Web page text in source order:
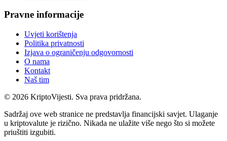
Pravne informacije
Uvjeti korištenja
Politika privatnosti
Izjava o ograničenju odgovornosti
O nama
Kontakt
Naš tim
© 2026 KriptoVijesti. Sva prava pridržana.
Sadržaj ove web stranice ne predstavlja financijski savjet. Ulaganje
u kriptovalute je rizično. Nikada ne ulažite više nego što si možete
priuštiti izgubiti.